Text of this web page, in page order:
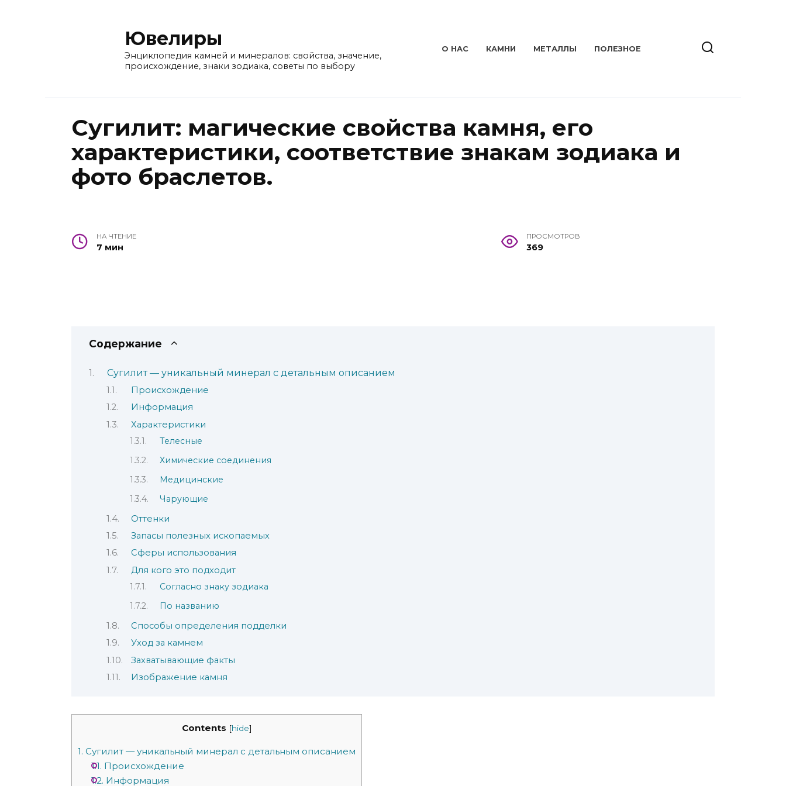
Ювелиры
Энциклопедия камней и минералов: свойства, значение,
происхождение, знаки зодиака, советы по выбору
О НАС КАМНИ МЕТАЛЛЫ ПОЛЕЗНОЕ
Сугилит: магические свойства камня, его
характеристики, соответствие знакам зодиака и
фото браслетов.
НА ЧТЕНИЕ
7 мин
ПРОСМОТРОВ
369
Содержание
Сугилит — уникальный минерал с детальным описанием
Происхождение
Информация
Характеристики
Телесные
Химические соединения
Медицинские
Чарующие
Оттенки
Запасы полезных ископаемых
Сферы использования
Для кого это подходит
Согласно знаку зодиака
По названию
Способы определения подделки
Уход за камнем
Захватывающие факты
Изображение камня
Contents [hide]
1. Сугилит — уникальный минерал с детальным описанием
1.1. Происхождение
1.2. Информация